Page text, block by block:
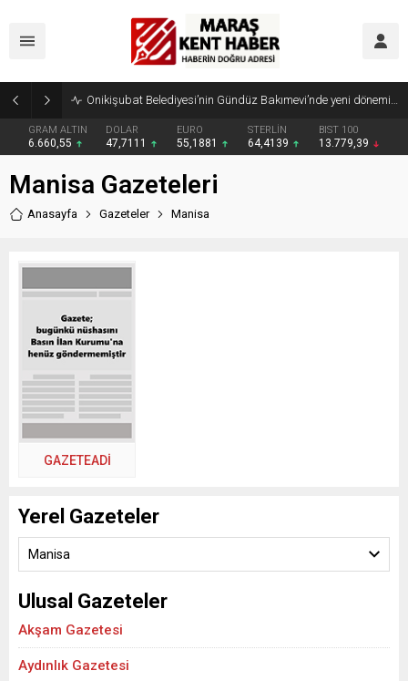
Onikişubat Belediyesi’nin Gündüz Bakımevi’nde yeni dönemin ön kayıtları başladı
GRAM ALTIN
6.660,55
DOLAR
47,7111
EURO
55,1881
STERLİN
64,4139
BIST 100
13.779,39
Manisa Gazeteleri
Anasayfa Gazeteler Manisa
GAZETEADI
Yerel Gazeteler
Manisa
Ulusal Gazeteler
Akşam Gazetesi
Aydınlık Gazetesi